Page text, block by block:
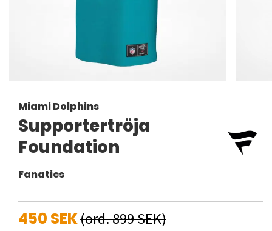
Miami Dolphins
Supportertröja
Foundation
Fanatics
450 SEK(ord. 899 SEK)